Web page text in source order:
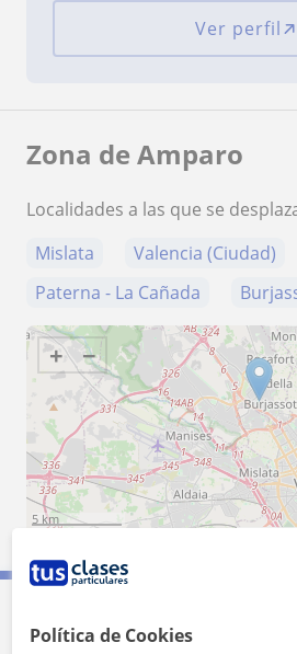
Ver perfil
Zona de Amparo
Localidades a las que se
Mislata
Valencia (Ciudad)
Paterna - La Cañada
+ −
5 km
3 mi
Contacta con Amparo
Política de Cookies